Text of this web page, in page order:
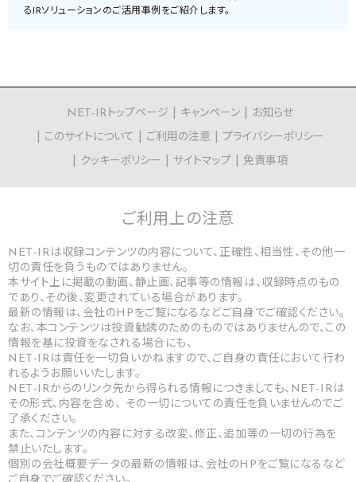
るIRソリューションのご活用事例をご紹介します。
NET-IRトップページ キャンペーン
お知らせ
このサイトについて
ご利用の注意
プライバシーポリシー
クッキーポリシー
サイトマップ 免責事項
ご利用上の注意
NET-IRは収録コンテンツの内容について、正確性、相当性、その他一
切の責任を負うものではありません。
本サイト上に掲載の動画、静止画、記事等の情報は、収録時点のもの
であり、その後、変更されている場合があります。
最新の情報は、会社のHPをご覧になるなどご自身でご確認ください。
なお、本コンテンツは投資勧誘のためのものではありませんので、この
情報を基に投資をなされる場合にも、
NET-IRは責任を一切負いかねますので、ご自身の責任において行わ
れるようお願いいたします。
NET-IRからのリンク先から得られる情報につきましても、NET-IRは
その形式、内容を含め、 その一切についての責任を負いませんのでご
了承ください。
また、コンテンツの内容に対する改変、修正、追加等の一切の行為を
禁止いたします。
個別の会社概要データの最新の情報は、会社のHPをご覧になるなど